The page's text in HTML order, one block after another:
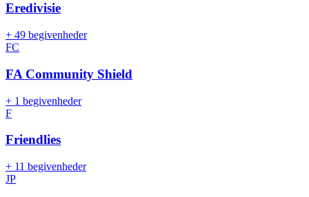
Eredivisie
+ 49 begivenheder
FC
FA Community Shield
+ 1 begivenheder
F
Friendlies
+ 11 begivenheder
JP